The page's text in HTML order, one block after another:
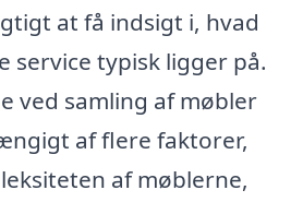
at få indsigt i, hvad
service typisk ligger på.
ved samling af møbler
af flere faktorer,
af møblerne,